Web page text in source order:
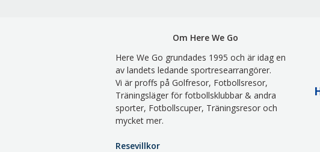
Om Here We Go
Here We Go grundades 1995 och är idag en
av landets ledande sportresearrangörer.
Vi är proffs på Golfresor, Fotbollsresor,
Träningsläger för fotbollsklubbar & andra
sporter, Fotbollscuper, Träningsresor och
mycket mer.
Resevillkor